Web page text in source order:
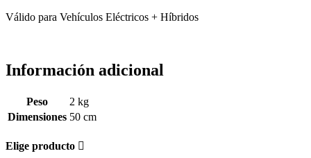
Válido para Vehículos Eléctricos + Híbridos
Información adicional
Peso
2 kg
Dimensiones 50 cm
Elige producto